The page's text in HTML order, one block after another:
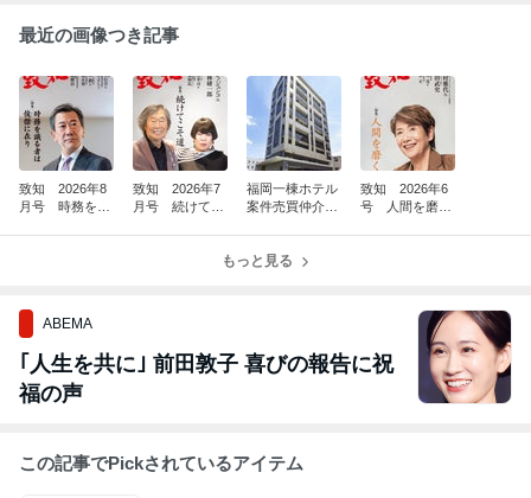
最近の画像つき記事
致知 2026年8
月号 時務を識
致知 2026年7
月号 続けてこ
福岡一棟ホテル
案件売買仲介完
致知 2026年6
号 人間を磨
もっと見る
ABEMA
｢人生を共に｣ 前田敦子 喜びの報告に祝
福の声
この記事でPickされているアイテム